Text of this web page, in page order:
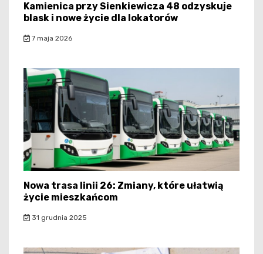
Kamienica przy Sienkiewicza 48 odzyskuje
blask i nowe życie dla lokatorów
7 maja 2026
Nowa trasa linii 26: Zmiany, które ułatwią
życie mieszkańcom
31 grudnia 2025